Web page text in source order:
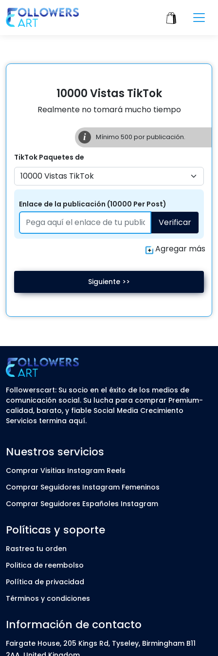
10000 Vistas TikTok
Realmente no tomará mucho tiempo
i Mínimo 500 por publicación.
TikTok Paquetes de
Enlace de la publicación (10000 Per Post)
Verificar
Agregar más
Siguiente >>
Followerscart: Su socio en el éxito de los medios de
comunicación social. Su lucha para comprar Premium-
calidad, barato, y fiable Social Media Crecimiento
Servicios termina aquí.
Nuestros servicios
Comprar Visitias Instagram Reels
Comprar Seguidores Instagram Femeninos
Comprar Seguidores Españoles Instagram
Políticas y soporte
Rastrea tu orden
Politica de reembolso
Política de privacidad
Términos y condiciones
Información de contacto
Fairgate House, 205 Kings Rd, Tyseley, Birmingham B11